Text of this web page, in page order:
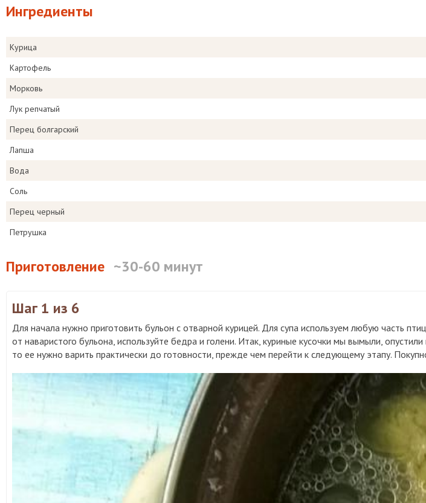
Ингредиенты
Курица
Картофель
Морковь
Лук репчатый
Перец болгарский
Лапша
Вода
Соль
Перец черный
Петрушка
Приготовление ~30-60 минут
Шаг 1 из 6
Для начала нужно приготовить бульон с отварной курицей. Для супа используем любую часть
от наваристого бульона, используйте бедра и голени. Итак, куриные кусочки мы вымыли,
то ее нужно варить практически до готовности, прежде чем перейти к следующему этапу.